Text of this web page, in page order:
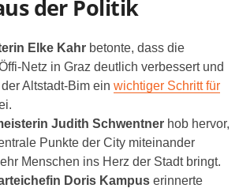
der Politik
Elke Kahr betonte, dass die
Netz in Graz deutlich verbessert und
Altstadt-Bim ein wichtiger Schritt für
Judith Schwentner hob hervor,
Punkte der City miteinander
Menschen ins Herz der Stadt bringt.
Doris Kampus erinnerte